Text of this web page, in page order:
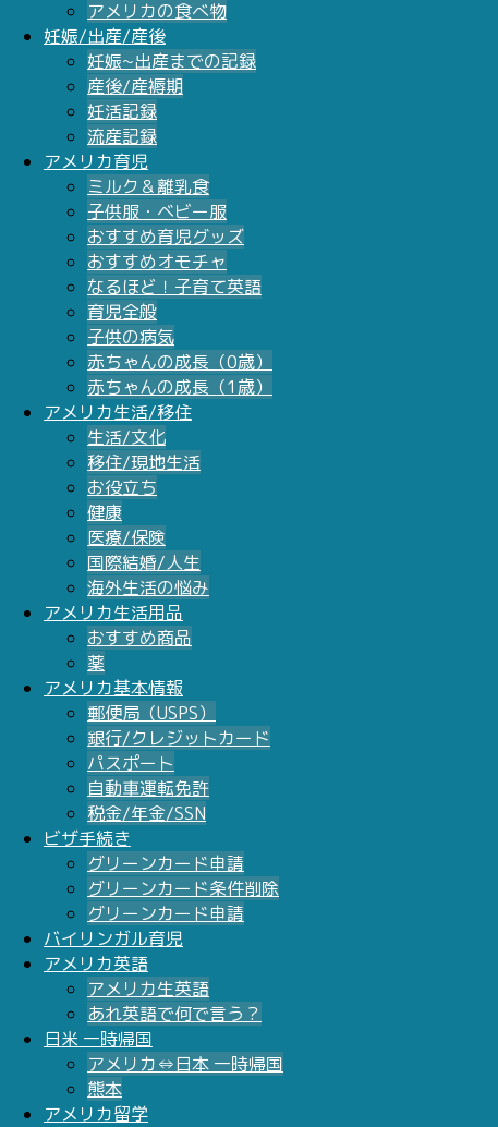
アメリカの食べ物
妊娠/出産/産後
妊娠~出産までの記録
産後/産褥期
妊活記録
流産記録
アメリカ育児
ミルク＆離乳食
子供服・ベビー服
おすすめ育児グッズ
おすすめオモチャ
なるほど！子育て英語
育児全般
子供の病気
赤ちゃんの成長（0歳）
赤ちゃんの成長（1歳）
アメリカ生活/移住
生活/文化
移住/現地生活
お役立ち
健康
医療/保険
国際結婚/人生
海外生活の悩み
アメリカ生活用品
おすすめ商品
薬
アメリカ基本情報
郵便局（USPS）
銀行/クレジットカード
パスポート
自動車運転免許
税金/年金/SSN
ビザ手続き
グリーンカード申請
グリーンカード条件削除
グリーンカード申請
バイリンガル育児
アメリカ英語
アメリカ生英語
あれ英語で何で言う？
日米 一時帰国
アメリカ⇔日本 一時帰国
熊本
アメリカ留学